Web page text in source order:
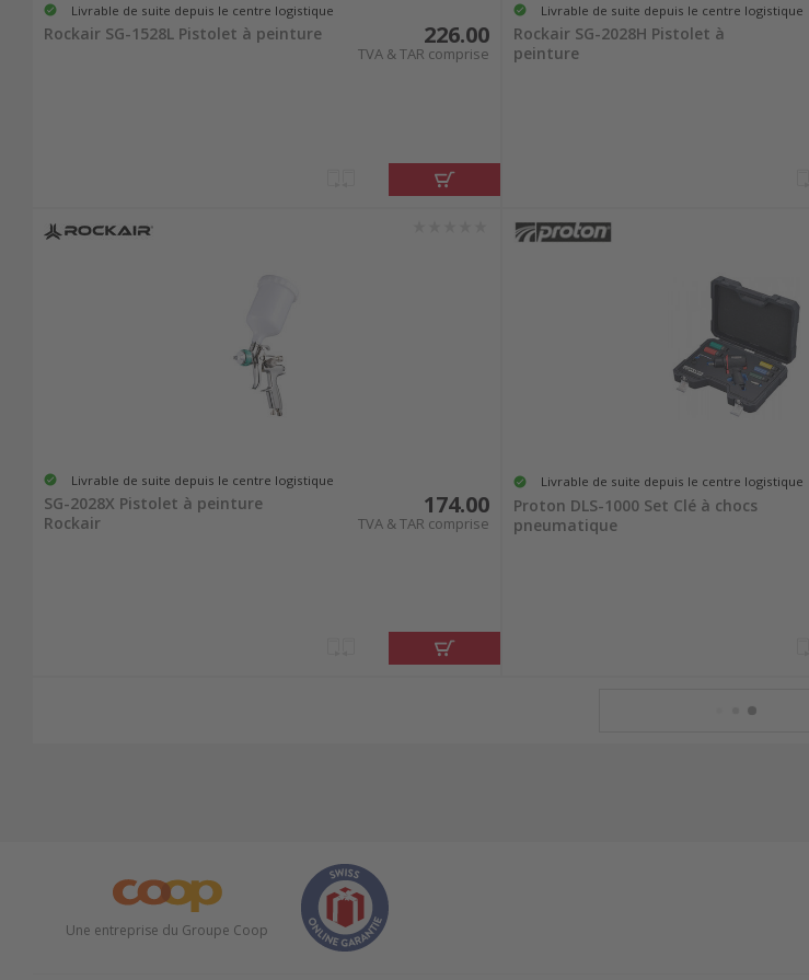
Livrable de suite depuis le centre logistique
Rockair SG-1528L Pistolet à peinture 226.00
TVA & TAR comprise
Livrable de suite depuis le centre logistique
Rockair SG-2028H Pistolet à
peinture
Livrable de suite depuis le centre logistique
SG-2028X Pistolet à peinture
Rockair
174.00
TVA & TAR comprise
Livrable de suite depuis le centre logistique
Proton DLS-1000 Set Clé à chocs
pneumatique
Une entreprise du Groupe Coop